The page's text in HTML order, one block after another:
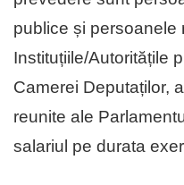
publice și persoanele
Instituțiile/Autoritățile
Camerei Deputaților,
reunite ale
salariul pe durata